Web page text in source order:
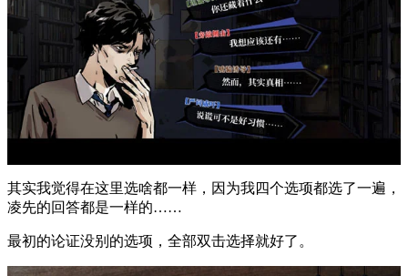
其实我觉得在这里选啥都一样，因为我四个选项都选了一遍，
凌先的回答都是一样的……
最初的论证没别的选项，全部双击选择就好了。